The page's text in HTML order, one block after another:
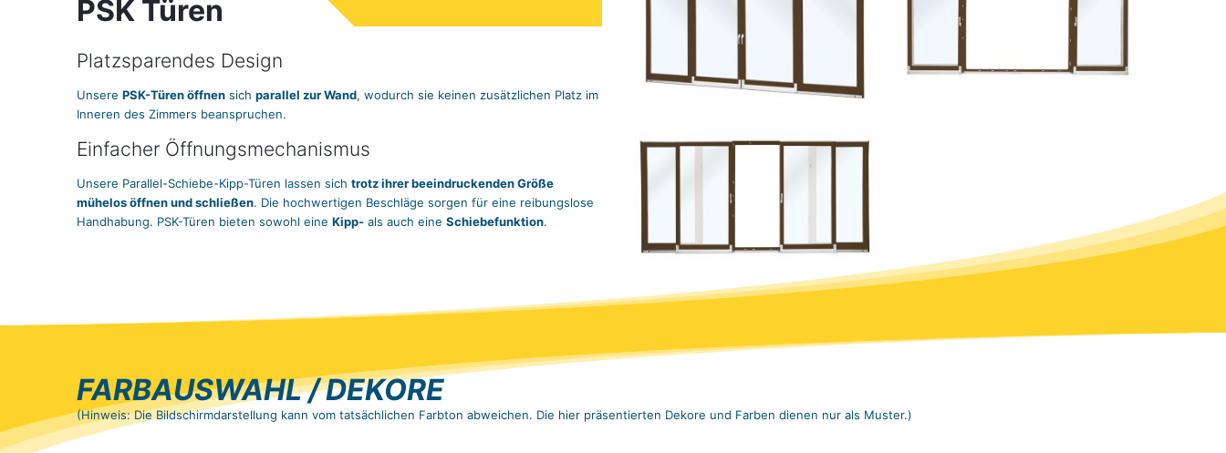
PSK Türen
Platzsparendes Design
Unsere PSK-Türen öffnen sich parallel zur Wand, wodurch sie keinen zusätzlichen Platz im
Inneren des Zimmers beanspruchen.
Einfacher Öffnungsmechanismus
Unsere Parallel-Schiebe-Kipp-Türen lassen sich trotz ihrer beeindruckenden Größe
mühelos öffnen und schließen. Die hochwertigen Beschläge sorgen für eine reibungslose
Handhabung. PSK-Türen bieten sowohl eine Kipp- als auch eine Schiebefunktion.
FARBAUSWAHL / DEKORE
(Hinweis: Die Bildschirmdarstellung kann vom tatsächlichen Farbton abweichen. Die hier präsentierten Dekore und Farben dienen nur als Muster.)